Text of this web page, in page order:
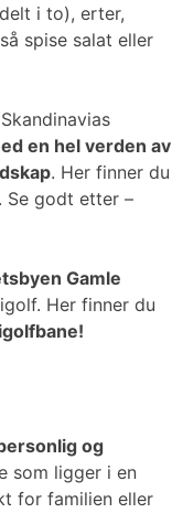
i to), erter,
spise salat eller
en hel verden av
. Her finner du
Se godt etter –
Gamle
Her finner du
og
som ligger i en
for familien eller